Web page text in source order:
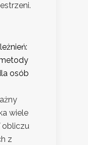
osób
wiele
obliczu
z